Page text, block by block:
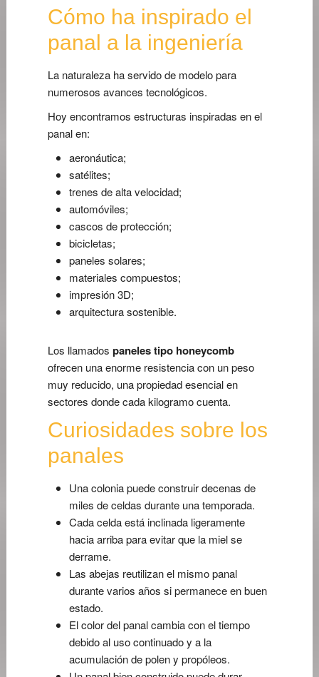
Cómo ha inspirado el
panal a la ingeniería
La naturaleza ha servido de modelo para
numerosos avances tecnológicos.
Hoy encontramos estructuras inspiradas en el
panal en:
aeronáutica;
satélites;
trenes de alta velocidad;
automóviles;
cascos de protección;
bicicletas;
paneles solares;
materiales compuestos;
impresión 3D;
arquitectura sostenible.
Los llamados paneles tipo honeycomb
ofrecen una enorme resistencia con un peso
muy reducido, una propiedad esencial en
sectores donde cada kilogramo cuenta.
Curiosidades sobre los
panales
Una colonia puede construir decenas de
miles de celdas durante una temporada.
Cada celda está inclinada ligeramente
hacia arriba para evitar que la miel se
derrame.
Las abejas reutilizan el mismo panal
durante varios años si permanece en buen
estado.
El color del panal cambia con el tiempo
debido al uso continuado y a la
acumulación de polen y propóleos.